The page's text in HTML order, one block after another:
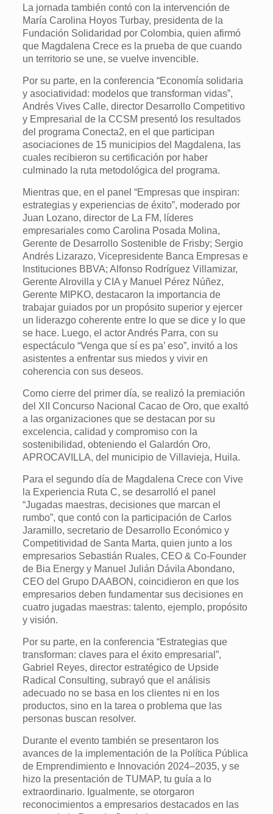
La jornada también contó con la intervención de
María Carolina Hoyos Turbay, presidenta de la
Fundación Solidaridad por Colombia, quien afirmó
que Magdalena Crece es la prueba de que cuando
un territorio se une, se vuelve invencible.
Por su parte, en la conferencia “Economía solidaria
y asociatividad: modelos que transforman vidas”,
Andrés Vives Calle, director Desarrollo Competitivo
y Empresarial de la CCSM presentó los resultados
del programa Conecta2, en el que participan
asociaciones de 15 municipios del Magdalena, las
cuales recibieron su certificación por haber
culminado la ruta metodológica del programa.
Mientras que, en el panel “Empresas que inspiran:
estrategias y experiencias de éxito”, moderado por
Juan Lozano, director de La FM, líderes
empresariales como Carolina Posada Molina,
Gerente de Desarrollo Sostenible de Frisby; Sergio
Andrés Lizarazo, Vicepresidente Banca Empresas e
Instituciones BBVA; Alfonso Rodríguez Villamizar,
Gerente Alrovilla y CIA y Manuel Pérez Núñez,
Gerente MIPKO, destacaron la importancia de
trabajar guiados por un propósito superior y ejercer
un liderazgo coherente entre lo que se dice y lo que
se hace. Luego, el actor Andrés Parra, con su
espectáculo “Venga que sí es pa’ eso”, invitó a los
asistentes a enfrentar sus miedos y vivir en
coherencia con sus deseos.
Como cierre del primer día, se realizó la premiación
del XII Concurso Nacional Cacao de Oro, que exaltó
a las organizaciones que se destacan por su
excelencia, calidad y compromiso con la
sostenibilidad, obteniendo el Galardón Oro,
APROCAVILLA, del municipio de Villavieja, Huila.
Para el segundo día de Magdalena Crece con Vive
la Experiencia Ruta C, se desarrolló el panel
“Jugadas maestras, decisiones que marcan el
rumbo”, que contó con la participación de Carlos
Jaramillo, secretario de Desarrollo Económico y
Competitividad de Santa Marta, quien junto a los
empresarios Sebastián Ruales, CEO & Co-Founder
de Bia Energy y Manuel Julián Dávila Abondano,
CEO del Grupo DAABON, coincidieron en que los
empresarios deben fundamentar sus decisiones en
cuatro jugadas maestras: talento, ejemplo, propósito
y visión.
Por su parte, en la conferencia “Estrategias que
transforman: claves para el éxito empresarial”,
Gabriel Reyes, director estratégico de Upside
Radical Consulting, subrayó que el análisis
adecuado no se basa en los clientes ni en los
productos, sino en la tarea o problema que las
personas buscan resolver.
Durante el evento también se presentaron los
avances de la implementación de la Política Pública
de Emprendimiento e Innovación 2024–2035, y se
hizo la presentación de TUMAP, tu guía a lo
extraordinario. Igualmente, se otorgaron
reconocimientos a empresarios destacados en las